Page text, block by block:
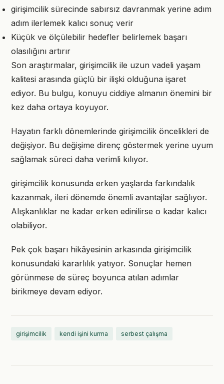
girişimcilik sürecinde sabırsız davranmak yerine adım
adım ilerlemek kalıcı sonuç verir
Küçük ve ölçülebilir hedefler belirlemek başarı
olasılığını artırır
Son araştırmalar, girişimcilik ile uzun vadeli yaşam
kalitesi arasında güçlü bir ilişki olduğuna işaret
ediyor. Bu bulgu, konuyu ciddiye almanın önemini bir
kez daha ortaya koyuyor.
Hayatın farklı dönemlerinde girişimcilik öncelikleri de
değişiyor. Bu değişime direnç göstermek yerine uyum
sağlamak süreci daha verimli kılıyor.
girişimcilik konusunda erken yaşlarda farkındalık
kazanmak, ileri dönemde önemli avantajlar sağlıyor.
Alışkanlıklar ne kadar erken edinilirse o kadar kalıcı
olabiliyor.
Pek çok başarı hikâyesinin arkasında girişimcilik
konusundaki kararlılık yatıyor. Sonuçlar hemen
görünmese de süreç boyunca atılan adımlar
birikmeye devam ediyor.
girişimcilik kendi işini kurma serbest çalışma